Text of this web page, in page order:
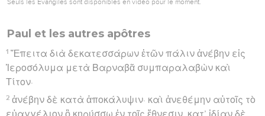
Paul et les autres apôtres
1 Ἔπειτα διὰ δεκατεσσάρων ἐτῶν πάλιν ἀνέβην εἰς
Ἱεροσόλυμα μετὰ Βαρναβᾶ συμπαραλαβὼν καὶ
Τίτον·
2 ἀνέβην δὲ κατὰ ἀποκάλυψιν· καὶ ἀνεθέμην αὐτοῖς τὸ
εὐαγγέλιον ὃ κηρύσσω ἐν τοῖς ἔθνεσιν, κατ’ ἰδίαν δὲ